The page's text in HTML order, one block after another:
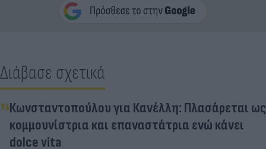
Διάβασε σχετικά
Κωνσταντοπούλου για Κανέλλη: Πλασάρεται ως
κομμουνίστρια και επαναστάτρια ενώ κάνει
dolce vita